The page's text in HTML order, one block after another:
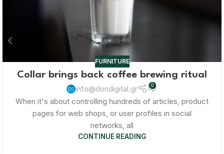
FURNITURE
Collar brings back coffee brewing ritual
info@dondigital.gr 0
When it's about controlling hundreds of articles, product
pages for web shops, or user profiles in social
networks, all
CONTINUE READING